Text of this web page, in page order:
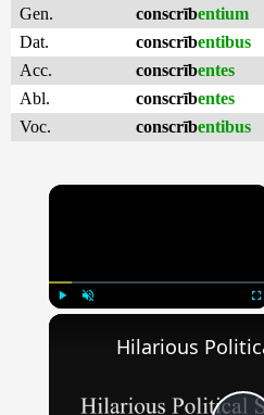
Gen.
conscrībentium
Dat.
conscrībentibus
Acc.
conscrībentes
Abl.
conscrībentes
Voc.
conscrībentibus
×